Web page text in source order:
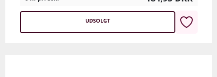
UDSOLGT